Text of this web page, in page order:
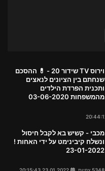
וירוס TV שידור 20 - 💊 ההסכם
שנחתם בין הציונים לנאצים
ותכנית הפרדת הילדים
מהמשפחות 03-06-2020
מכבי - קשיש בא לקבל חיסול
ונשלח קיבינימט על ידי האחות !
23-01-2022